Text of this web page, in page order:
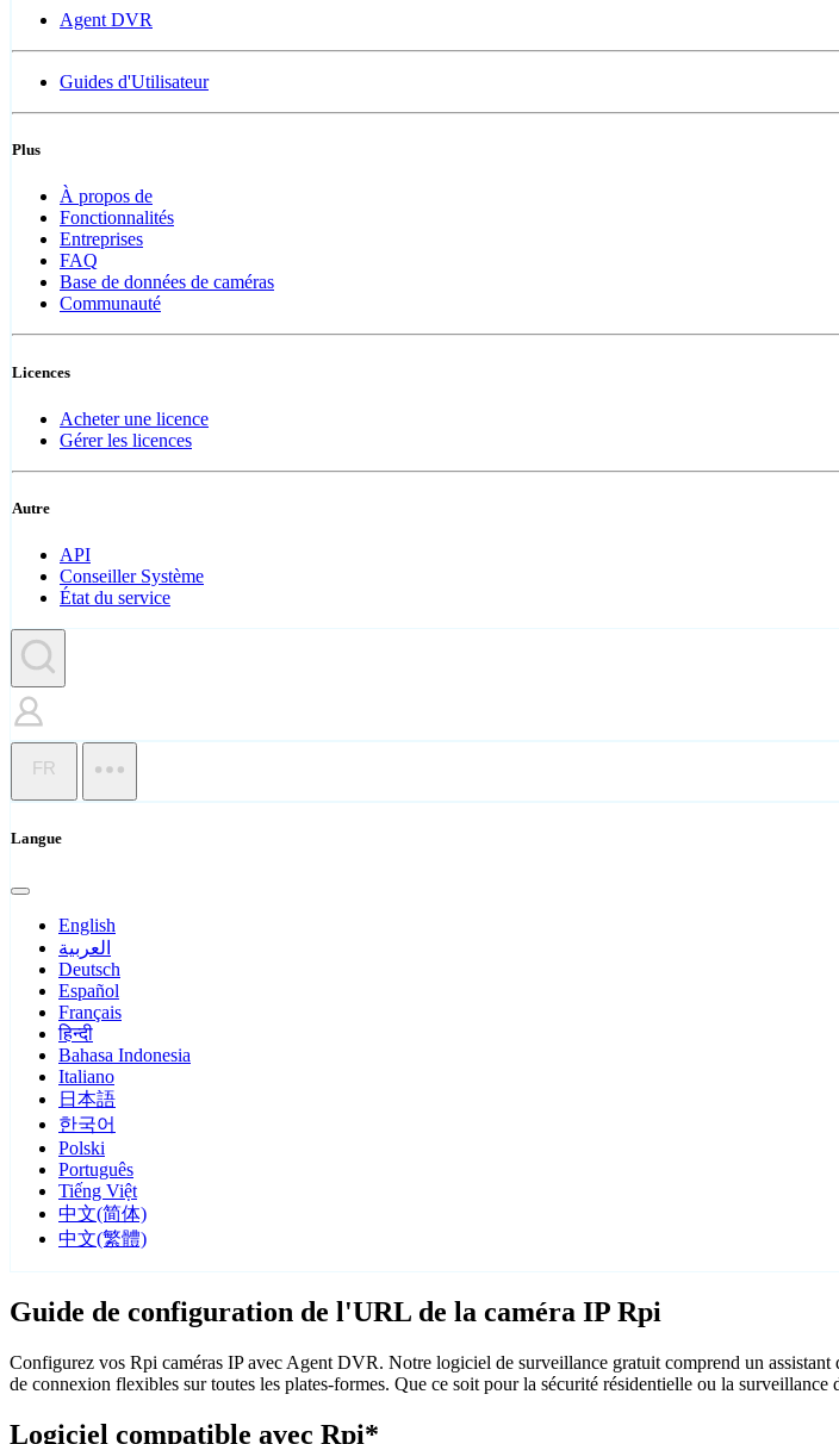
Agent DVR
Guides d'Utilisateur
Plus
À propos de
Fonctionnalités
Entreprises
FAQ
Base de données de caméras
Communauté
Licences
Acheter une licence
Gérer les licences
Autre
API
Conseiller Système
État du service
FR
Langue
English
العربية
Deutsch
Español
Français
हिन्दी
Bahasa Indonesia
Italiano
日本語
한국어
Polski
Português
Tiếng Việt
中文(简体)
中文(繁體)
Guide de configuration de l'URL de la caméra IP Rpi
Configurez vos Rpi caméras IP avec Agent DVR. Notre logiciel de surveillance gratuit comprend un
de connexion flexibles sur toutes les plates-formes. Que ce soit pour la sécurité résidentielle ou la
Logiciel compatible avec Rpi*